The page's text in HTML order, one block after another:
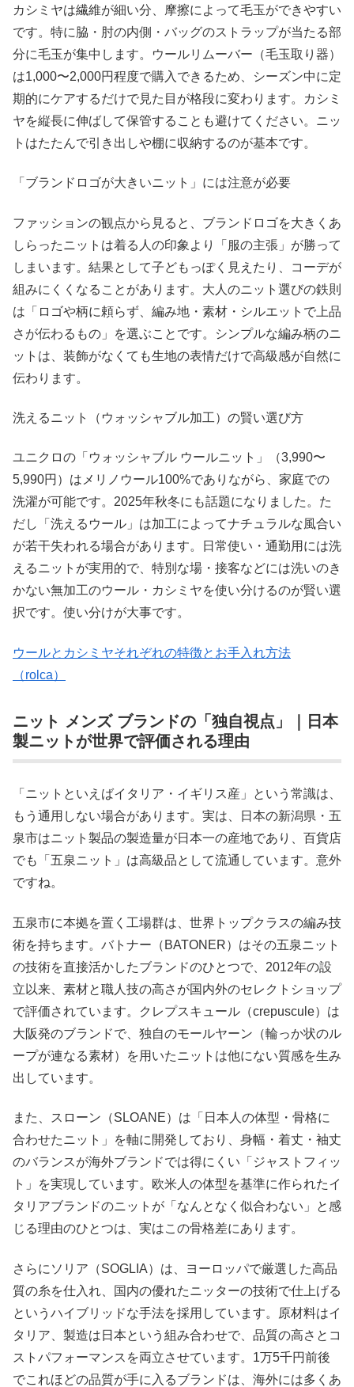
カシミヤは繊維が細い分、摩擦によって毛玉ができやすい
です。特に脇・肘の内側・バッグのストラップが当たる部
分に毛玉が集中します。ウールリムーバー（毛玉取り器）
は1,000〜2,000円程度で購入できるため、シーズン中に定
期的にケアするだけで見た目が格段に変わります。カシミ
ヤを縦長に伸ばして保管することも避けてください。ニッ
トはたたんで引き出しや棚に収納するのが基本です。
「ブランドロゴが大きいニット」には注意が必要
ファッションの観点から見ると、ブランドロゴを大きくあ
しらったニットは着る人の印象より「服の主張」が勝って
しまいます。結果として子どもっぽく見えたり、コーデが
組みにくくなることがあります。大人のニット選びの鉄則
は「ロゴや柄に頼らず、編み地・素材・シルエットで上品
さが伝わるもの」を選ぶことです。シンプルな編み柄のニ
ットは、装飾がなくても生地の表情だけで高級感が自然に
伝わります。
洗えるニット（ウォッシャブル加工）の賢い選び方
ユニクロの「ウォッシャブル ウールニット」（3,990〜
5,990円）はメリノウール100%でありながら、家庭での
洗濯が可能です。2025年秋冬にも話題になりました。た
だし「洗えるウール」は加工によってナチュラルな風合い
が若干失われる場合があります。日常使い・通勤用には洗
えるニットが実用的で、特別な場・接客などには洗いのき
かない無加工のウール・カシミヤを使い分けるのが賢い選
択です。使い分けが大事です。
ウールとカシミヤそれぞれの特徴とお手入れ方法
（rolca）
ニット メンズ ブランドの「独自視点」｜日本
製ニットが世界で評価される理由
「ニットといえばイタリア・イギリス産」という常識は、
もう通用しない場合があります。実は、日本の新潟県・五
泉市はニット製品の製造量が日本一の産地であり、百貨店
でも「五泉ニット」は高級品として流通しています。意外
ですね。
五泉市に本拠を置く工場群は、世界トップクラスの編み技
術を持ちます。バトナー（BATONER）はその五泉ニット
の技術を直接活かしたブランドのひとつで、2012年の設
立以来、素材と職人技の高さが国内外のセレクトショップ
で評価されています。クレプスキュール（crepuscule）は
大阪発のブランドで、独自のモールヤーン（輪っか状のル
ープが連なる素材）を用いたニットは他にない質感を生み
出しています。
また、スローン（SLOANE）は「日本人の体型・骨格に
合わせたニット」を軸に開発しており、身幅・着丈・袖丈
のバランスが海外ブランドでは得にくい「ジャストフィッ
ト」を実現しています。欧米人の体型を基準に作られたイ
タリアブランドのニットが「なんとなく似合わない」と感
じる理由のひとつは、実はこの骨格差にあります。
さらにソリア（SOGLIA）は、ヨーロッパで厳選した高品
質の糸を仕入れ、国内の優れたニッターの技術で仕上げる
というハイブリッドな手法を採用しています。原材料はイ
タリア、製造は日本という組み合わせで、品質の高さとコ
ストパフォーマンスを両立させています。1万5千円前後
でこれほどの品質が手に入るブランドは、海外には多くあ